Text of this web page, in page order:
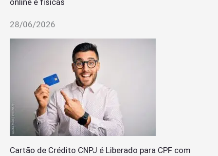
online e físicas
28/06/2026
Cartão de Crédito CNPJ é Liberado para CPF com